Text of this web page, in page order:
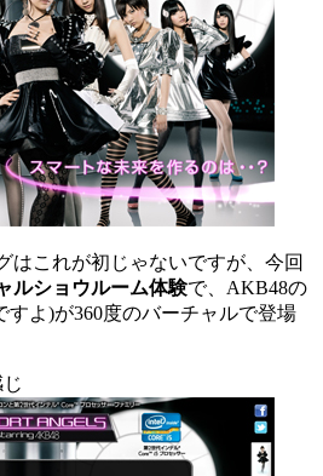
はこれが初じゃないですが、今回
ルショウルーム体験で、AKB48の
すよ)が360度のバーチャルで登場